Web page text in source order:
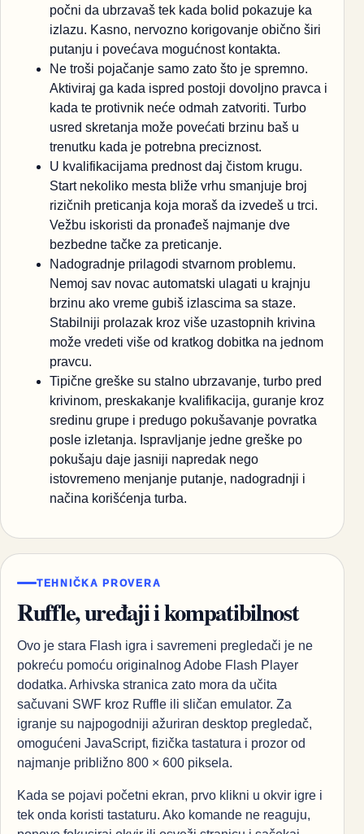
počni da ubrzavaš tek kada bolid pokazuje ka
izlazu. Kasno, nervozno korigovanje obično širi
putanju i povećava mogućnost kontakta.
Ne troši pojačanje samo zato što je spremno.
Aktiviraj ga kada ispred postoji dovoljno pravca i
kada te protivnik neće odmah zatvoriti. Turbo
usred skretanja može povećati brzinu baš u
trenutku kada je potrebna preciznost.
U kvalifikacijama prednost daj čistom krugu.
Start nekoliko mesta bliže vrhu smanjuje broj
rizičnih preticanja koja moraš da izvedeš u trci.
Vežbu iskoristi da pronađeš najmanje dve
bezbedne tačke za preticanje.
Nadogradnje prilagodi stvarnom problemu.
Nemoj sav novac automatski ulagati u krajnju
brzinu ako vreme gubiš izlascima sa staze.
Stabilniji prolazak kroz više uzastopnih krivina
može vredeti više od kratkog dobitka na jednom
pravcu.
Tipične greške su stalno ubrzavanje, turbo pred
krivinom, preskakanje kvalifikacija, guranje kroz
sredinu grupe i predugo pokušavanje povratka
posle izletanja. Ispravljanje jedne greške po
pokušaju daje jasniji napredak nego
istovremeno menjanje putanje, nadogradnji i
načina korišćenja turba.
TEHNIČKA PROVERA
Ruffle, uređaji i kompatibilnost
Ovo je stara Flash igra i savremeni pregledači je ne
pokreću pomoću originalnog Adobe Flash Player
dodatka. Arhivska stranica zato mora da učita
sačuvani SWF kroz Ruffle ili sličan emulator. Za
igranje su najpogodniji ažuriran desktop pregledač,
omogućeni JavaScript, fizička tastatura i prozor od
najmanje približno 800 × 600 piksela.
Kada se pojavi početni ekran, prvo klikni u okvir igre i
tek onda koristi tastaturu. Ako komande ne reaguju,